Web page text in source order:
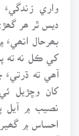
واري
ديس ٿر ھر
بھرحال
کي ڪل نه ته
آھي ته
کان وڇڙيل
نصيب ۾ آيل
احساس ۾